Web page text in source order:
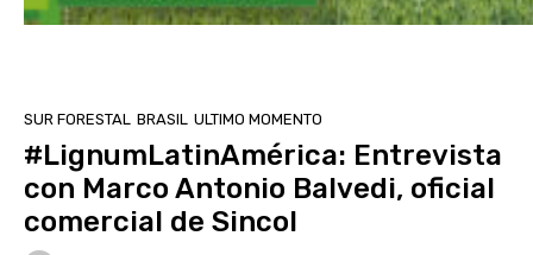
SUR FORESTAL BRASIL ULTIMO MOMENTO
#LignumLatinAmérica: Entrevista
con Marco Antonio Balvedi, oficial
comercial de Sincol